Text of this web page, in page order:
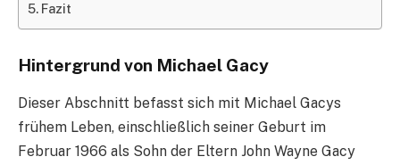
Fazit
Hintergrund von Michael Gacy
Dieser Abschnitt befasst sich mit Michael Gacys
frühem Leben, einschließlich seiner Geburt im
Februar 1966 als Sohn der Eltern John Wayne Gacy